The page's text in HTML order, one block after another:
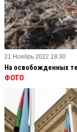
21 Ноябрь 2022 18:30
На освобожденных
ФОТО